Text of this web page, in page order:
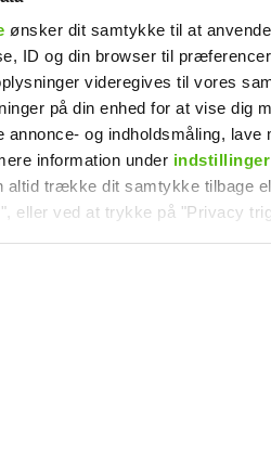
ønsker dit samtykke til at
ID og din browser til
videregives til vores
på din enhed for at vise dig
annonce- og indholdsmåling, lave
information under indstillinger
altid trække dit samtykke tilbage
eller ved at trykke på "Privacy
og cookies fra tredjeparter til at
dine præferencer samt til brug